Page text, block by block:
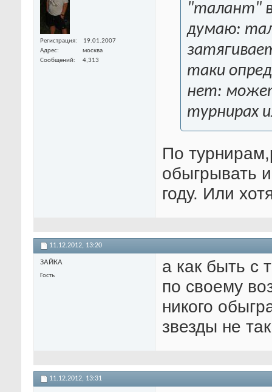
Регистрация
19.01.2007
Адрес
москва
Сообщений
4,313
"талант" в
думаю:
таки
нет:
турнирах
По
обыгрывать
году. Или
11.12.2012, 13:20
ЗАЙКА
Гость
а как быть с
по своему
никого
звезды не
11.12.2012, 13:31